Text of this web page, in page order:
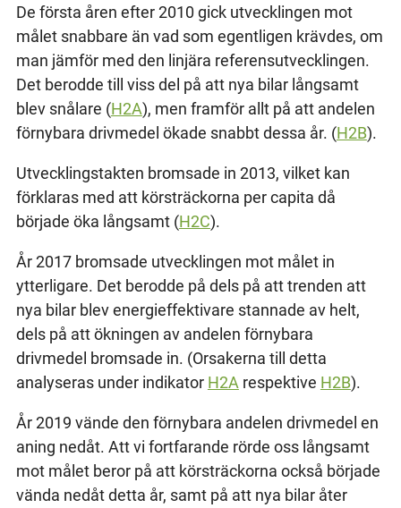
De första åren efter 2010 gick utvecklingen mot
målet snabbare än vad som egentligen krävdes, om
man jämför med den linjära referensutvecklingen.
Det berodde till viss del på att nya bilar långsamt
blev snålare (H2A), men framför allt på att andelen
förnybara drivmedel ökade snabbt dessa år. (H2B).
Utvecklingstakten bromsade in 2013, vilket kan
förklaras med att körsträckorna per capita då
började öka långsamt (H2C).
År 2017 bromsade utvecklingen mot målet in
ytterligare. Det berodde på dels på att trenden att
nya bilar blev energieffektivare stannade av helt,
dels på att ökningen av andelen förnybara
drivmedel bromsade in. (Orsakerna till detta
analyseras under indikator H2A respektive H2B).
År 2019 vände den förnybara andelen drivmedel en
aning nedåt. Att vi fortfarande rörde oss långsamt
mot målet beror på att körsträckorna också började
vända nedåt detta år, samt på att nya bilar åter